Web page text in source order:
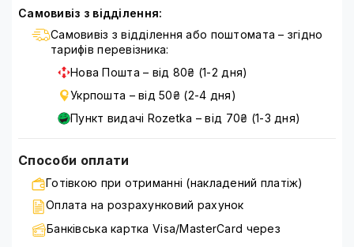
Самовивіз з відділення:
Самовивіз з відділення або поштомата – згідно
тарифів перевізника:
Нова Пошта – від 80₴ (1-2 дня)
Укрпошта – від 50₴ (2-4 дня)
Пункт видачі Rozetka – від 70₴ (1-3 дня)
Способи оплати
Готівкою при отриманні (накладений платіж)
Оплата на розрахунковий рахунок
Банківська картка Visa/MasterCard через